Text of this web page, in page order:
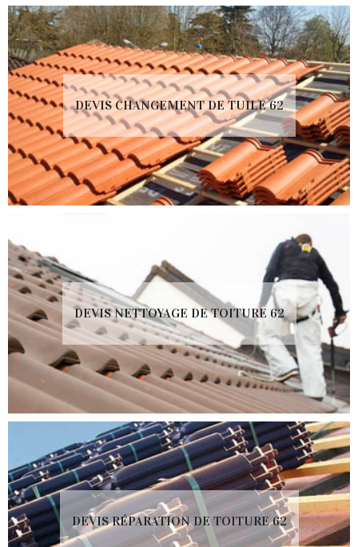
DEVIS CHANGEMENT DE TUILE 62
DEVIS NETTOYAGE DE TOITURE 62
DEVIS RÉPARATION DE TOITURE 62